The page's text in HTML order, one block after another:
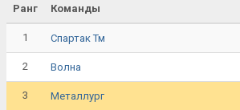
Ранг Команды
1 Спартак Тм
2 Волна
3 Металлург